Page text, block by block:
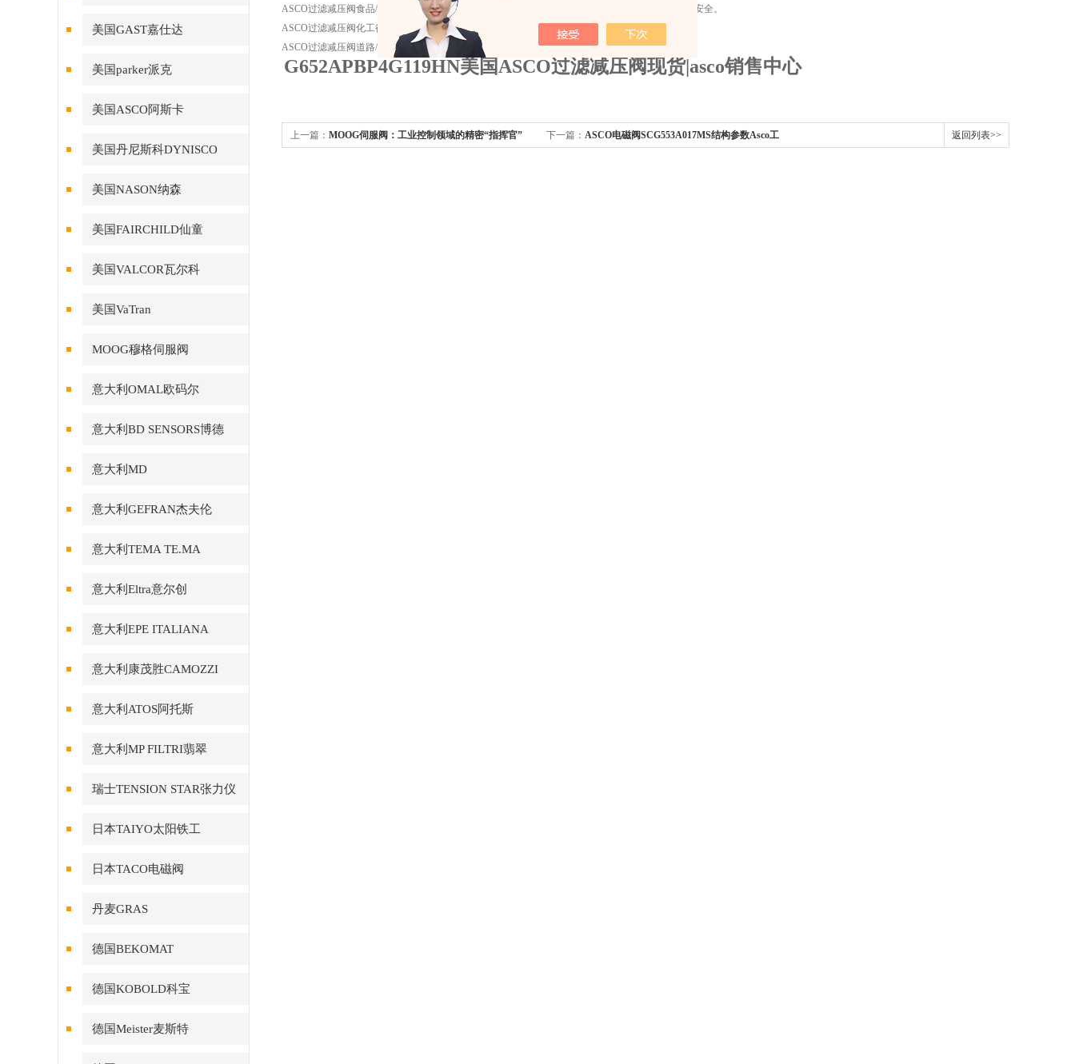
美国GAST嘉仕达
美国parker派克
美国ASCO阿斯卡
美国丹尼斯科DYNISCO
美国NASON纳森
美国FAIRCHILD仙童
美国VALCOR瓦尔科
美国VaTran
MOOG穆格伺服阀
意大利OMAL欧码尔
意大利BD SENSORS博德
意大利MD
意大利GEFRAN杰夫伦
意大利TEMA TE.MA
意大利Eltra意尔创
意大利EPE ITALIANA
意大利康茂胜CAMOZZI
意大利ATOS阿托斯
意大利MP FILTRI翡翠
瑞士TENSION STAR张力仪
日本TAIYO太阳铁工
日本TACO电磁阀
丹麦GRAS
德国BEKOMAT
德国KOBOLD科宝
德国Meister麦斯特
ASCO过滤减压阀食品/农产品行业：在食品加工和包装过程中，提供清洁、稳定的气源，保障食品安全。
ASCO过滤减压阀化工行业：在化工生产过程中，控制气体压力，确保生产安全稳定。
ASCO过滤减压阀道路/轨道/船舶行业：用于气动控制系统，提供可靠的气源支持。
G652APBP4G119HN美国ASCO过滤减压阀现货|asco销售中心
上一篇： MOOG伺服阀：工业控制领域的精密“指挥官” 下一篇： ASCO电磁阀SCG553A017MS结构参数Asco工 返回列表>>